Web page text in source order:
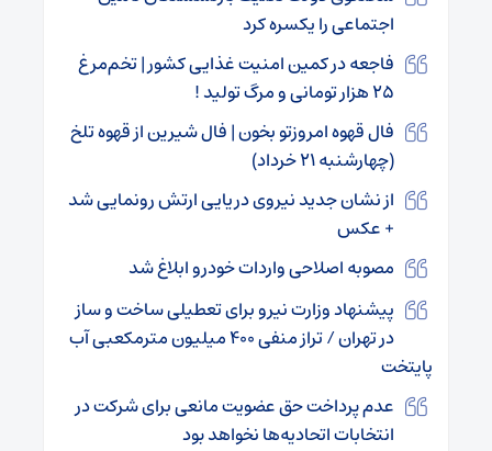
اجتماعی را یکسره کرد
فاجعه در کمین امنیت غذایی کشور | تخم‌مرغ
۲۵ هزار تومانی و مرگ تولید !
فال قهوه امروزتو بخون | فال شیرین از قهوه تلخ
(چهارشنبه ۲۱ خرداد)
از نشان جدید نیروی دریایی ارتش رونمایی شد
+ عکس
مصوبه اصلاحی واردات خودرو ابلاغ شد
پیشنهاد وزارت نیرو برای تعطیلی ساخت و ساز
در تهران / تراز منفی ۴۰۰ میلیون مترمکعبی آب
پایتخت
عدم پرداخت حق عضویت مانعی برای شرکت در
انتخابات اتحادیه‌ها نخواهد بود